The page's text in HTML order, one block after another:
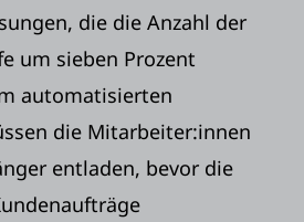
die die Anzahl der
um sieben Prozent
automatisierten
die Mitarbeiter:innen
entladen, bevor die